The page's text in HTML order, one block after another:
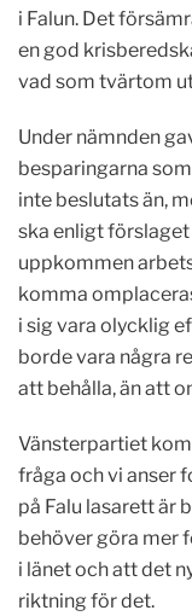
i Falun. Det
en god
vad som tvärtom
Under nämnden
besparingarna
inte beslutats än,
ska enligt förslaget
uppkommen
komma
i sig vara olycklig
borde vara några
att behålla, än att
Vänsterpartiet
fråga och vi anser
på Falu lasarett är
behöver göra mer
i länet och att det
riktning för det.